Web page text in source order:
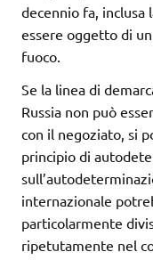
decennio fa,
essere oggetto di
fuoco.
Se la linea di
Russia non può
con il negoziato, si
principio di
internazionale
particolarmente
ripetutamente nel